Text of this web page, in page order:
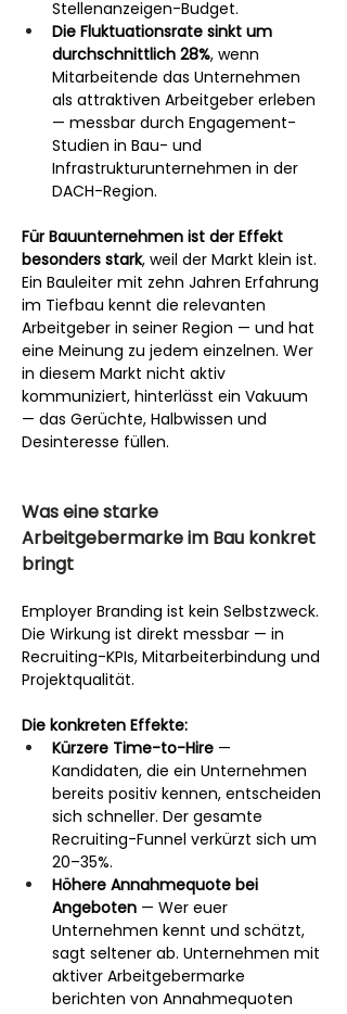
Stellenanzeigen-Budget.
Die Fluktuationsrate sinkt um
durchschnittlich 28%, wenn
Mitarbeitende das Unternehmen
als attraktiven Arbeitgeber erleben
— messbar durch Engagement-
Studien in Bau- und
Infrastrukturunternehmen in der
DACH-Region.
Für Bauunternehmen ist der Effekt
besonders stark, weil der Markt klein ist.
Ein Bauleiter mit zehn Jahren Erfahrung
im Tiefbau kennt die relevanten
Arbeitgeber in seiner Region — und hat
eine Meinung zu jedem einzelnen. Wer
in diesem Markt nicht aktiv
kommuniziert, hinterlässt ein Vakuum
— das Gerüchte, Halbwissen und
Desinteresse füllen.
Was eine starke
Arbeitgebermarke im Bau konkret
bringt
Employer Branding ist kein Selbstzweck.
Die Wirkung ist direkt messbar — in
Recruiting-KPIs, Mitarbeiterbindung und
Projektqualität.
Die konkreten Effekte:
Kürzere Time-to-Hire —
Kandidaten, die ein Unternehmen
bereits positiv kennen, entscheiden
sich schneller. Der gesamte
Recruiting-Funnel verkürzt sich um
20–35%.
Höhere Annahmequote bei
Angeboten — Wer euer
Unternehmen kennt und schätzt,
sagt seltener ab. Unternehmen mit
aktiver Arbeitgebermarke
berichten von Annahmequoten